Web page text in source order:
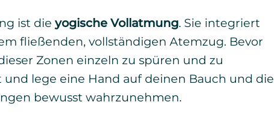
ist die yogische Vollatmung. Sie integriert
fließenden, vollständigen Atemzug. Bevor
Zonen einzeln zu spüren und zu
lege eine Hand auf deinen Bauch und die
bewusst wahrzunehmen.